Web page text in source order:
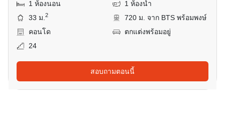
1 ห้องนอน
1 ห้องน้ำ
33 ม.2
720 ม. จาก BTS พร้อมพงษ์
คอนโด
ตกแต่งพร้อมอยู่
24
สอบถามตอนนี้